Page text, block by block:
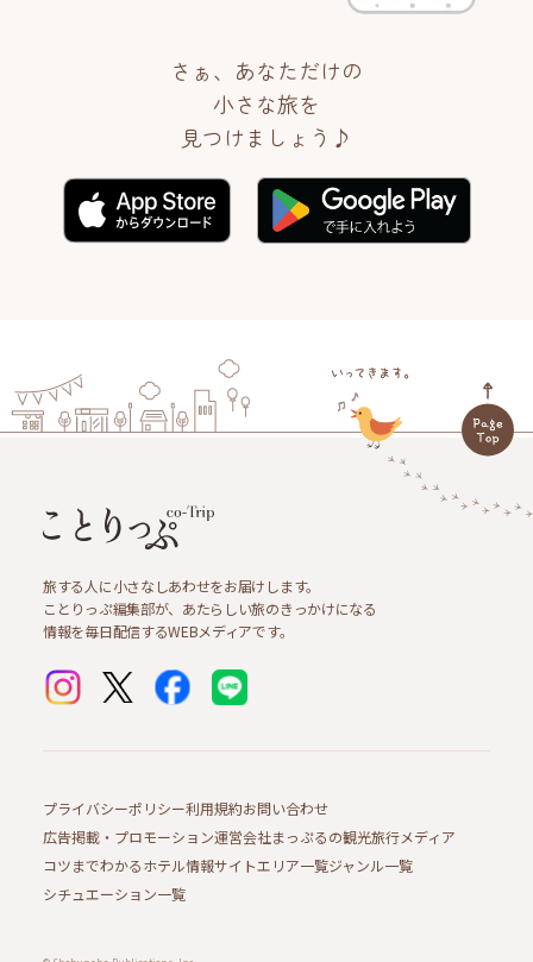
さぁ、あなただけの
小さな旅を
見つけましょう♪
旅する人に小さなしあわせをお届けします。
ことりっぷ編集部が、あたらしい旅のきっかけになる
情報を毎日配信するWEBメディアです。
プライバシーポリシー利用規約お問い合わせ
広告掲載・プロモーション運営会社まっぷるの観光旅行メディア
コツまでわかるホテル情報サイトエリア一覧ジャンル一覧
シチュエーション一覧